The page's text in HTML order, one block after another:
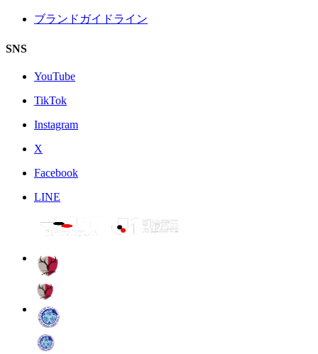
ブランドガイドライン
SNS
YouTube
TikTok
Instagram
X
Facebook
LINE